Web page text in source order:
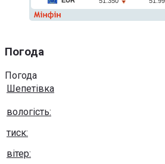
Погода
Погода
Шепетівка
вологість:
тиск:
вітер: